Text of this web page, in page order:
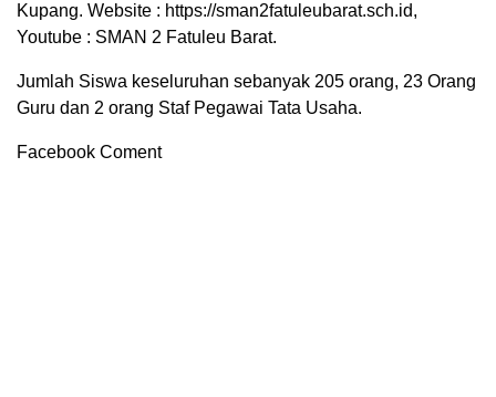
Kupang. Website : https://sman2fatuleubarat.sch.id,
Youtube : SMAN 2 Fatuleu Barat.
Jumlah Siswa keseluruhan sebanyak 205 orang, 23 Orang
Guru dan 2 orang Staf Pegawai Tata Usaha.
Facebook Coment